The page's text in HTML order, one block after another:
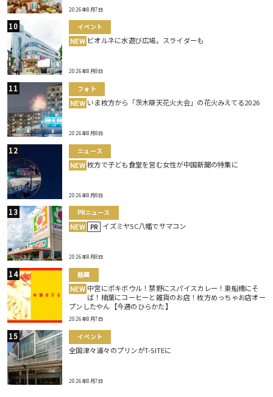
2026年8月7日
イベント
NEW ビオルネに水遊び広場。スライダーも
2026年8月8日
フォト
NEW いま枚方から「茨木辯天花火大会」の花火みえてる2026
2026年8月8日
ニュース
NEW 枚方で子ども食堂を営む女性が中国新聞の特集に
2026年8月8日
PRニュース
NEW PR イズミヤSC八幡でサマコン
2026年8月8日
話題
NEW 中宮にポキボウル！禁野にスパイスカレー！東船橋にそ
ば！楠葉にコーヒーと雑貨のお店！枚方めっちゃお店オー
プンしたやん【今週のひらかた】
2026年8月7日
イベント
全国津々浦々のプリンがT-SITEに
2026年8月7日